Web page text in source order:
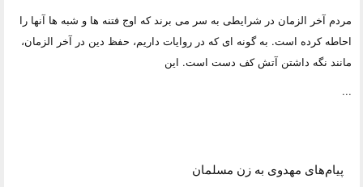
مردم آخر الزمان در شرایطی به سر می برند که اوج فتنه ها و شبه ها آنها را
احاطه کرده است. به گونه ای که در روایات داریم، حفظ دین در آخر الزمان،
مانند نگه داشتن آتش کف دست است. این
...
پیام‌های مهدوی به زن مسلمان